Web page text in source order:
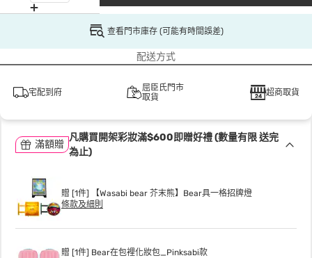
查看門市庫存 (可能有時間誤差)
配送方式
宅配到府
屈臣氏門市
取貨
超商取貨
滿額贈
凡購買開架彩妝滿$600即贈好禮 (數量有限 送完
為止)
贈 [1件] 【Wasabi bear 芥末熊】Bear具一格招牌燈
條款及細則
贈 [1件] Bear在包裡化妝包_Pinksabi款